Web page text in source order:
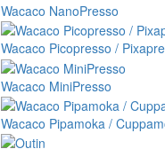
Wacaco NanoPresso
Wacaco Picopresso /
Wacaco MiniPresso
Wacaco Pipamoka /